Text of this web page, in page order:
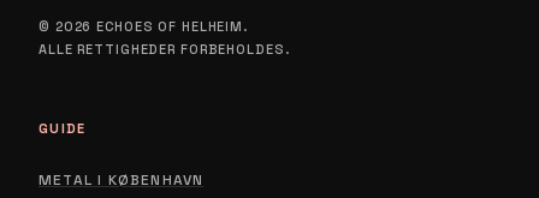
© 2026 ECHOES OF HELHEIM.
ALLE RETTIGHEDER FORBEHOLDES.
GUIDE
METAL I KØBENHAVN